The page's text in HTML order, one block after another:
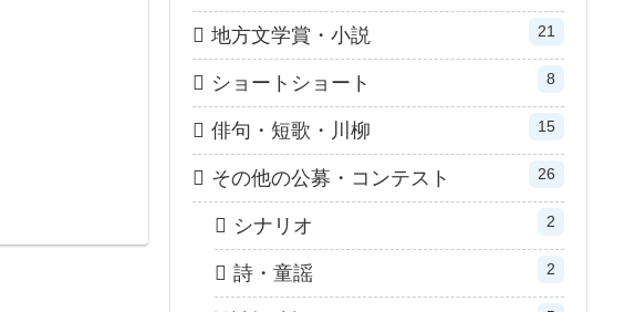
地方文学賞・小説 21
ショートショート 8
俳句・短歌・川柳 15
その他の公募・コンテスト 26
シナリオ 2
詩・童謡 2